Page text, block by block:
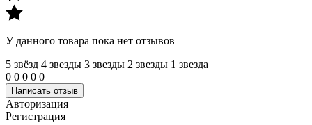
У данного товара пока нет отзывов
5 звёзд 4 звeзды 3 звeзды 2 звeзды 1 звeзда
0 0 0 0 0
Написать отзыв
Авторизация
Регистрация